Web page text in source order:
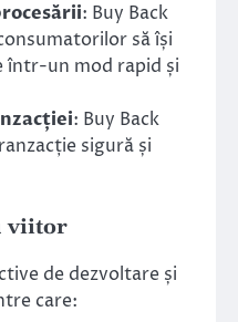
: Buy Back
să își
într-un mod rapid și
: Buy Back
sigură și
viitor
de dezvoltare și
care: